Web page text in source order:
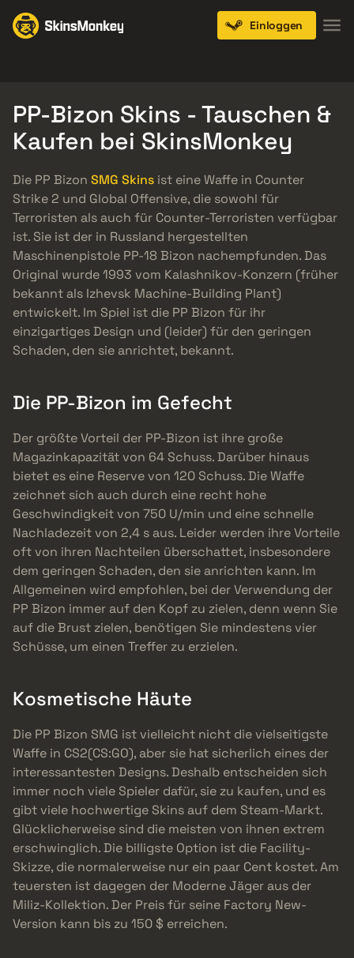
Einloggen
PP-Bizon Skins - Tauschen &
Kaufen bei SkinsMonkey
Die PP Bizon SMG Skins ist eine Waffe in Counter
Strike 2 und Global Offensive, die sowohl für
Terroristen als auch für Counter-Terroristen verfügbar
ist. Sie ist der in Russland hergestellten
Maschinenpistole PP-18 Bizon nachempfunden. Das
Original wurde 1993 vom Kalashnikov-Konzern (früher
bekannt als Izhevsk Machine-Building Plant)
entwickelt. Im Spiel ist die PP Bizon für ihr
einzigartiges Design und (leider) für den geringen
Schaden, den sie anrichtet, bekannt.
Die PP-Bizon im Gefecht
Der größte Vorteil der PP-Bizon ist ihre große
Magazinkapazität von 64 Schuss. Darüber hinaus
bietet es eine Reserve von 120 Schuss. Die Waffe
zeichnet sich auch durch eine recht hohe
Geschwindigkeit von 750 U/min und eine schnelle
Nachladezeit von 2,4 s aus. Leider werden ihre Vorteile
oft von ihren Nachteilen überschattet, insbesondere
dem geringen Schaden, den sie anrichten kann. Im
Allgemeinen wird empfohlen, bei der Verwendung der
PP Bizon immer auf den Kopf zu zielen, denn wenn Sie
auf die Brust zielen, benötigen Sie mindestens vier
Schüsse, um einen Treffer zu erzielen.
Kosmetische Häute
Die PP Bizon SMG ist vielleicht nicht die vielseitigste
Waffe in CS2(CS:GO), aber sie hat sicherlich eines der
interessantesten Designs. Deshalb entscheiden sich
immer noch viele Spieler dafür, sie zu kaufen, und es
gibt viele hochwertige Skins auf dem Steam-Markt.
Glücklicherweise sind die meisten von ihnen extrem
erschwinglich. Die billigste Option ist die Facility-
Skizze, die normalerweise nur ein paar Cent kostet. Am
teuersten ist dagegen der Moderne Jäger aus der
Miliz-Kollektion. Der Preis für seine Factory New-
Version kann bis zu 150 $ erreichen.